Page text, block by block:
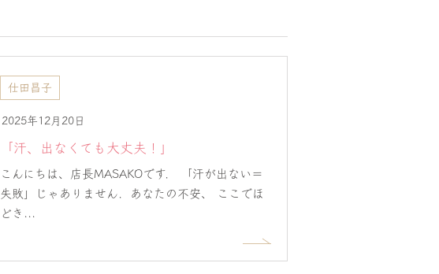
仕田昌子
2025年12月20日
「汗、出なくても大丈夫！」
こんにちは、店長MASAKOです． 「汗が出ない＝
失敗」じゃありません．あなたの不安、 ここでほ
どき...